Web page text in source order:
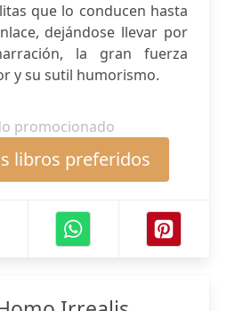
que lo conducen hasta
dejándose llevar por
la gran fuerza
y su sutil humorismo.
promocionado
libros preferidos